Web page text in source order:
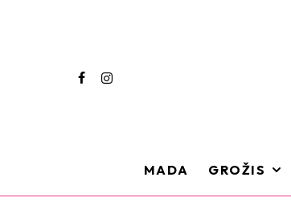
MADA GROŽIS